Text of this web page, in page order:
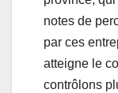
notes de
par ces
atteigne le
contrôlons